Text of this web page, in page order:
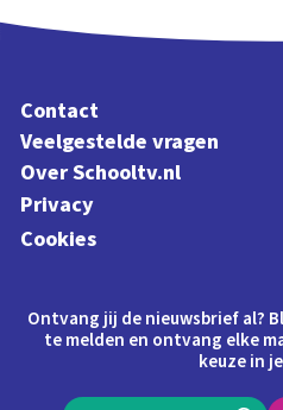
Contact
Veelgestelde vragen
Over Schooltv.nl
Privacy
Cookies
Ontvang jij de nieuwsbrief al?
te melden en ontvang elke
keuze in